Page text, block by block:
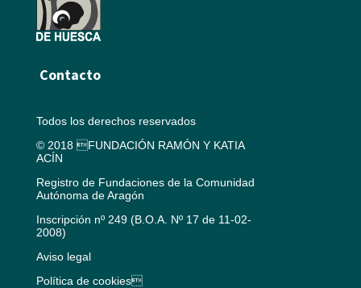
Contacto
Todos los derechos reservados
© 2018 FUNDACIÓN RAMÓN Y KATIA
ACÍN
Registro de Fundaciones de la Comunidad
Autónoma de Aragón
Inscripción nº 249 (B.O.A. Nº 17 de 11-02-
2008)
Aviso legal
Política de cookies